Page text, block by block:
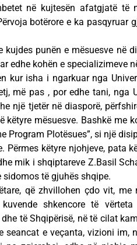
në kujtesën afatgjatë të
botërore e ka pasqyruar
punën e mësuesve në
edhe kohën e specializimeve
kur isha i ngarkuar nga
më pas , por edhe tani, nga
një tjetër në diasporë,
këtyre mësuesve. Bashkë me
Program Plotësues”, si një
Përmes këtyre njohjeve, pata
mik i shqiptareve Z.Basil
sidomos të gjuhës shqipe.
që zhvillohen çdo vit, me
shkencore të vërteta
të Shqipërisë, në të cilat
seancat e veçanta, vizioni im,